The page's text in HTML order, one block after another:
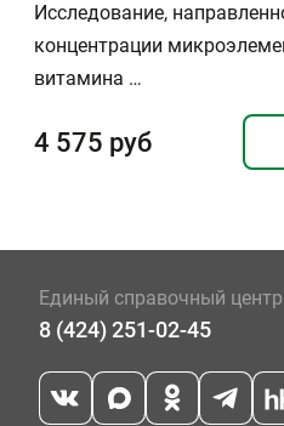
Исследование,
концентрации
витамина …
4 575 руб
Единый справочный центр
8 (424) 251-02-45